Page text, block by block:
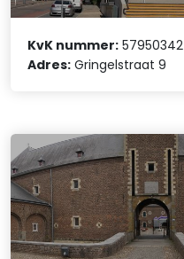
KvK nummer: 57950342
Adres: Gringelstraat 9